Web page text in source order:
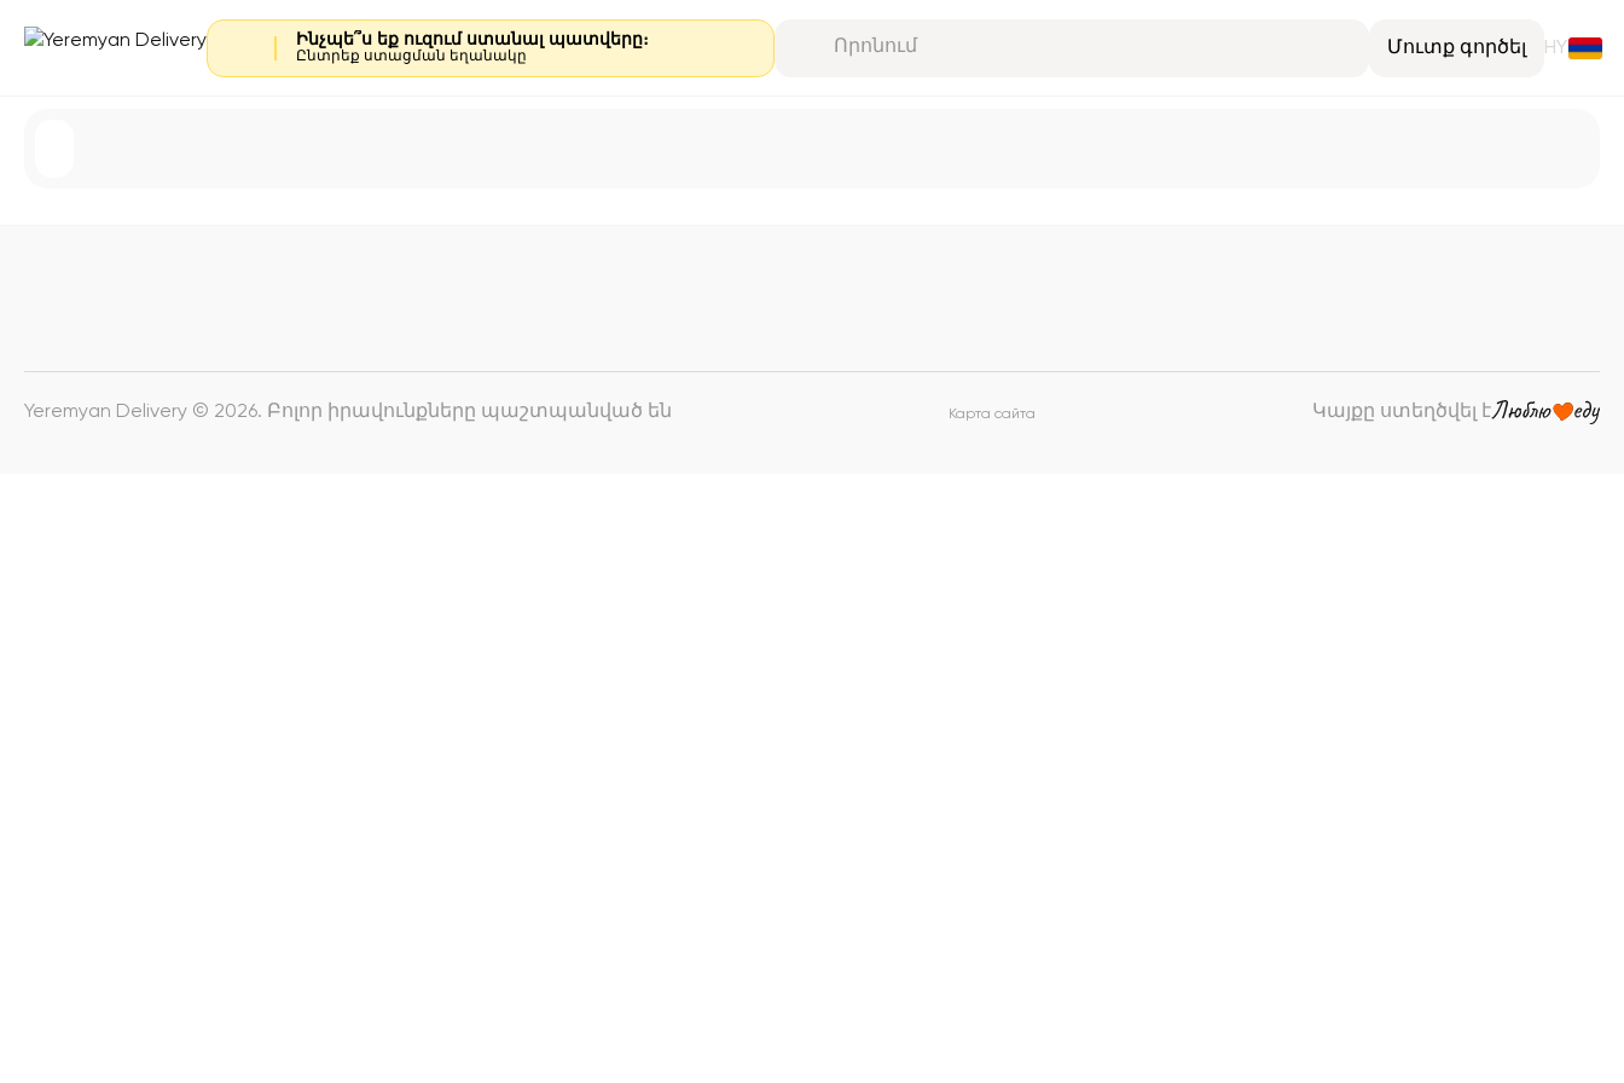
Ինչպե՞ս եք ուզում ստանալ պատվերը։
Ընտրեք ստացման եղանակը Մուտք գործել HY
Yeremyan Delivery © 2026. Բոլոր իրավունքները պաշտպանված են Карта сайта Կայքը ստեղծվել է